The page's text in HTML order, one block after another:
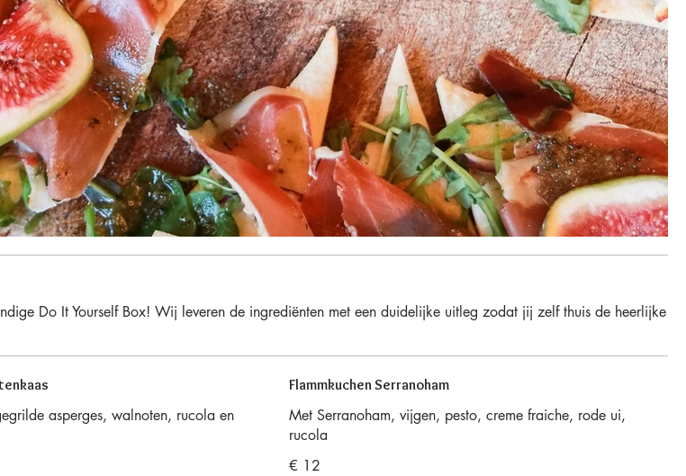
Do It Yourself Box! Wij leveren de ingrediënten met een duidelijke uitleg zodat jij zelf thuis de heerlijke
asperges, walnoten, rucola en
Flammkuchen Serranoham
Met Serranoham, vijgen, pesto, creme fraiche, rode ui,
rucola
€ 12